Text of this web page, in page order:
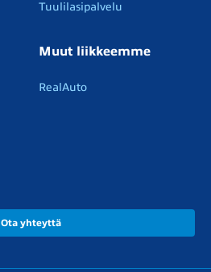
Tuulilasipalvelu
Muut liikkeemme
RealAuto
Ota yhteyttä